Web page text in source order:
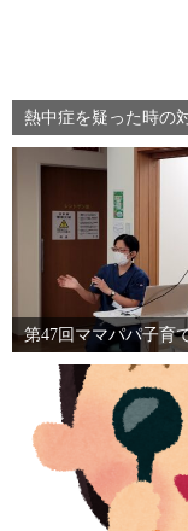
熱中症を疑った時の
第47回ママパパ子育